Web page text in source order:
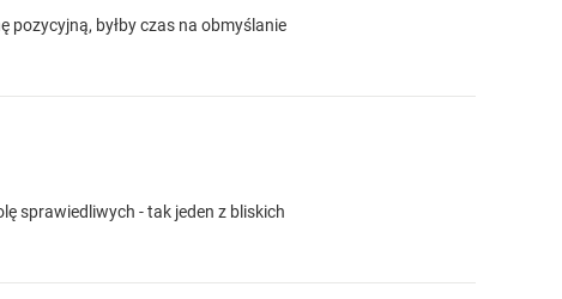
pozycyjną, byłby czas na obmyślanie
sprawiedliwych - tak jeden z bliskich